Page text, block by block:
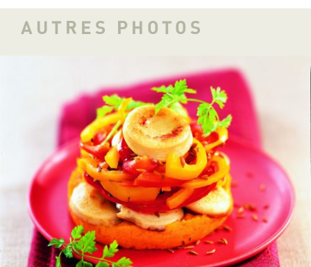
AUTRES PHOTOS